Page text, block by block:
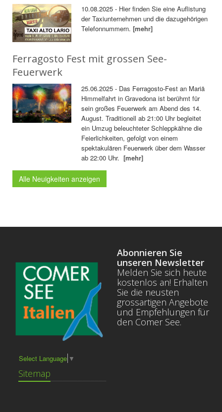
10.08.2025 - Hier finden Sie eine Auflistung
der Taxiunternehmen und die dazugehörigen
Telefonnummern.[mehr]
Ferragosto Fest mit grossen See-
Feuerwerk
25.06.2025 - Das Ferragosto-Fest an Mariä
Himmelfahrt in Gravedona ist berühmt für
sein großes Feuerwerk am Abend des 14.
August. Traditionell ab 21:00 Uhr begleitet
ein Umzug beleuchteter Schleppkähne die
Feierlichkeiten, gefolgt von einem
spektakulären Feuerwerk über dem Wasser
ab 22:00 Uhr.[mehr]
Alle Neuigkeiten anzeigen
Select Language ▼
Sitemap
Abonnieren Sie
unseren Newsletter
Melden Sie sich heute
kostenlos an! Erhalten
Sie die neusten
grossartigen Angebote
und Empfehlungen für
den Comer See.